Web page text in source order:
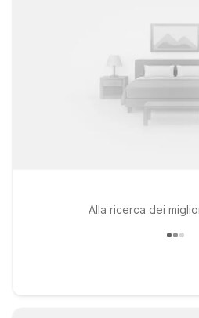
Alla ricerca dei